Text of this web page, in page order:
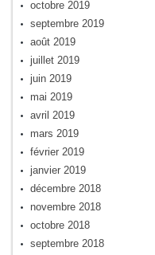
octobre 2019
septembre 2019
août 2019
juillet 2019
juin 2019
mai 2019
avril 2019
mars 2019
février 2019
janvier 2019
décembre 2018
novembre 2018
octobre 2018
septembre 2018